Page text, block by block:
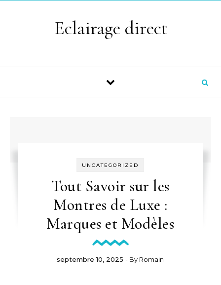
Eclairage direct
UNCATEGORIZED
Tout Savoir sur les
Montres de Luxe :
Marques et Modèles
septembre 10, 2025 - By Romain